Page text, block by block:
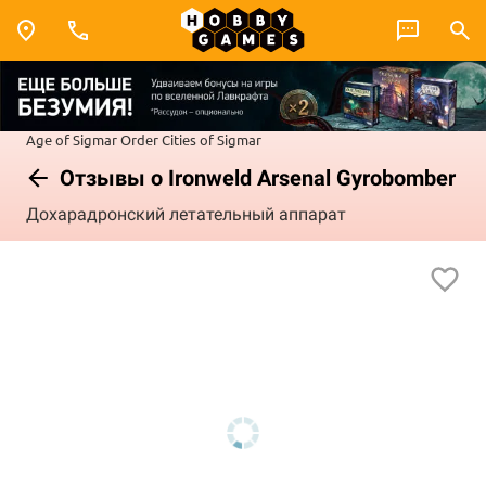
Age of SigmarOrderCities of Sigmar
Отзывы о Ironweld Arsenal Gyrobomber
Дохарадронский летательный аппарат